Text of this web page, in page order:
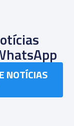
NOTÍCIAS